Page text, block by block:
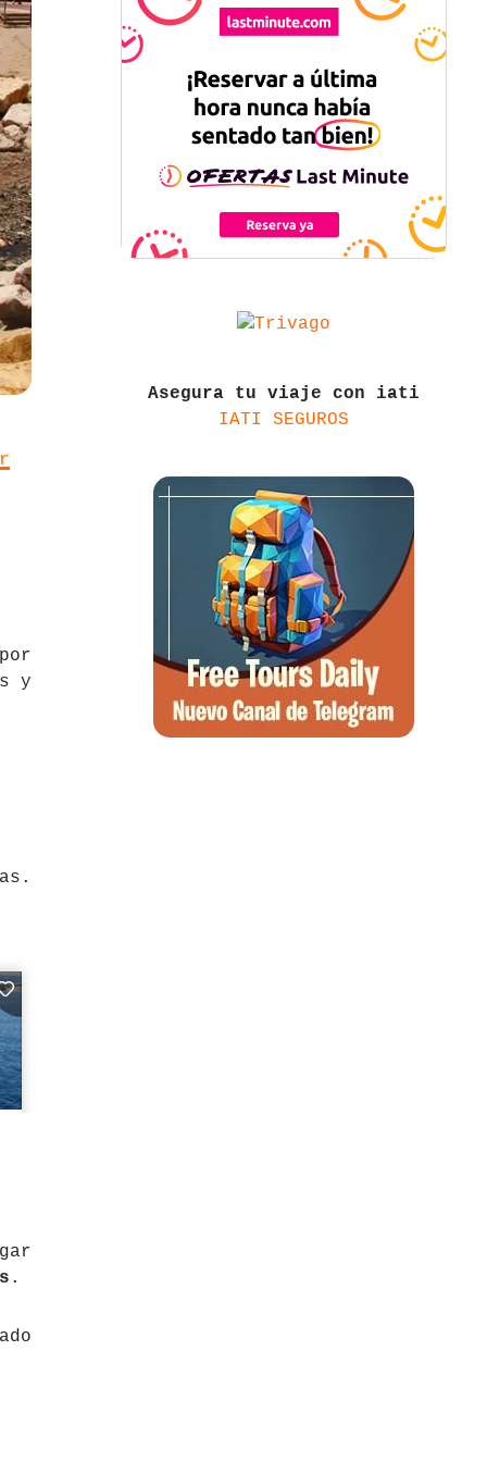
y
.
Asegura tu viaje con iati
IATI SEGUROS